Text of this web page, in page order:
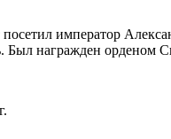
император
Был награжден орденом